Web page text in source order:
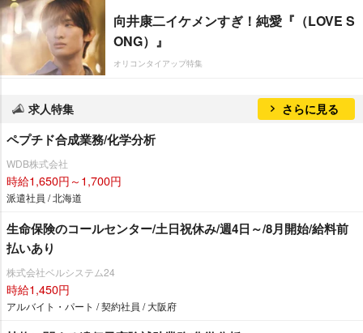
向井康二イケメンすぎ！純愛『（LOVE S
ONG）』
オリコンタイアップ特集
求人特集 さらに見る
ペプチド合成業務/化学分析
WDB株式会社
時給1,650円～1,700円
派遣社員 / 北海道
生命保険のコールセンター/土日祝休み/週4日～/8月開始/給料前
払いあり
株式会社ベルシステム24
時給1,450円
アルバイト・パート / 契約社員 / 大阪府